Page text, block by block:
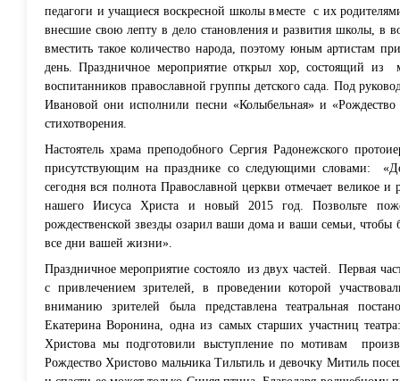
педагоги и учащиеся воскресной школы вместе
с их
внесшие свою лепту в дело становления и развития школы, в
вместить такое количество народа, поэтому юным артистам
день. Праздничное мероприятие открыл хор, состоящий из
воспитанников православной группы детского сада. Под
Ивановой они исполнили песни «Колыбельная» и «Рождество
стихотворения.
Настоятель храма преподобного Сергия Радонежского
присутствующим на празднике со следующими словами:
сегодня вся полнота Православной церкви отмечает великое и
нашего Иисуса Христа и новый 2015 год. Позвольте
рождественской звезды озарил ваши дома и ваши семьи,
все дни вашей жизни».
Праздничное мероприятие состояло из двух частей.
Первая
с привлечением зрителей, в проведении которой
вниманию зрителей была представлена театральная
Екатерина Воронина, одна из самых старших участниц
Христова мы подготовили выступление по мотивам
Рождество Христово мальчика Тильтиль и девочку Митиль